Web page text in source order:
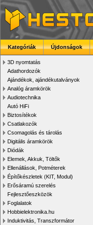
Kategóriák Újdonságok
3D nyomtatás
Adathordozók
Ajándékok, ajándékutalványok
Analóg áramkörök
Audiotechnika
Autó HiFi
Biztosítékok
Csatlakozók
Csomagolás és tárolás
Digitális áramkörök
Diódák
Elemek, Akkuk, Töltők
Ellenállások, Potméterek
Építőkészletek (KIT, Modul)
Erősáramú szerelés
Fejlesztőeszközök
Foglalatok
Hobbielektronika.hu
Induktivitás, Transzformátor